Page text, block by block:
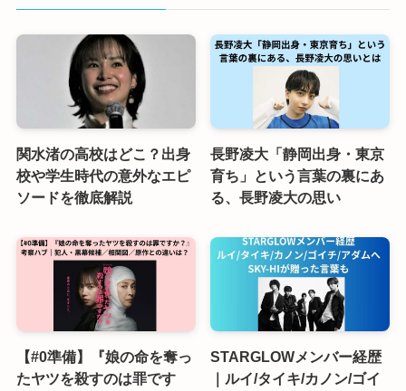
関水渚の高校はどこ？出身
校や学生時代の意外なエピ
ソードを徹底解説
長野凌大「静岡出身・東京
育ち」という言葉の裏にあ
る、長野凌大の思い
【#0準備】『娘の命を奪っ
たヤツを殺すのは罪です
STARGLOWメンバー経歴
｜ルイ/タイキ/カノン/ゴイ